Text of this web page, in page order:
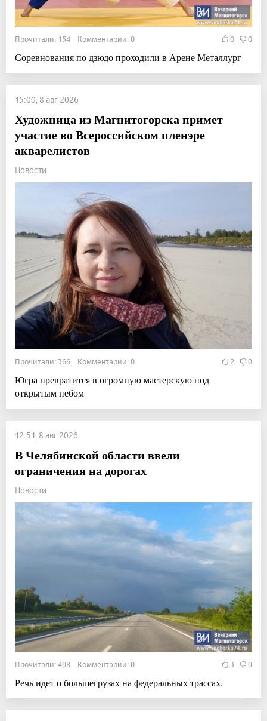
Прочитали: 154 Комментарии: 0 0 0
Соревнования по дзюдо проходили в Арене Металлург
15:00, 8 авг 2026
Художница из Магнитогорска примет
участие во Всероссийском пленэре
акварелистов
Новости
Прочитали: 366 Комментарии: 0 2 0
Югра превратится в огромную мастерскую под
открытым небом
12:51, 8 авг 2026
В Челябинской области ввели
ограничения на дорогах
Новости
Прочитали: 408 Комментарии: 0 3 0
Речь идет о большегрузах на федеральных трассах.